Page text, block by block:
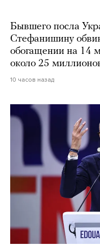
Бывшего посла
Стефанишину
обогащении на 14
около 25
10 часов назад